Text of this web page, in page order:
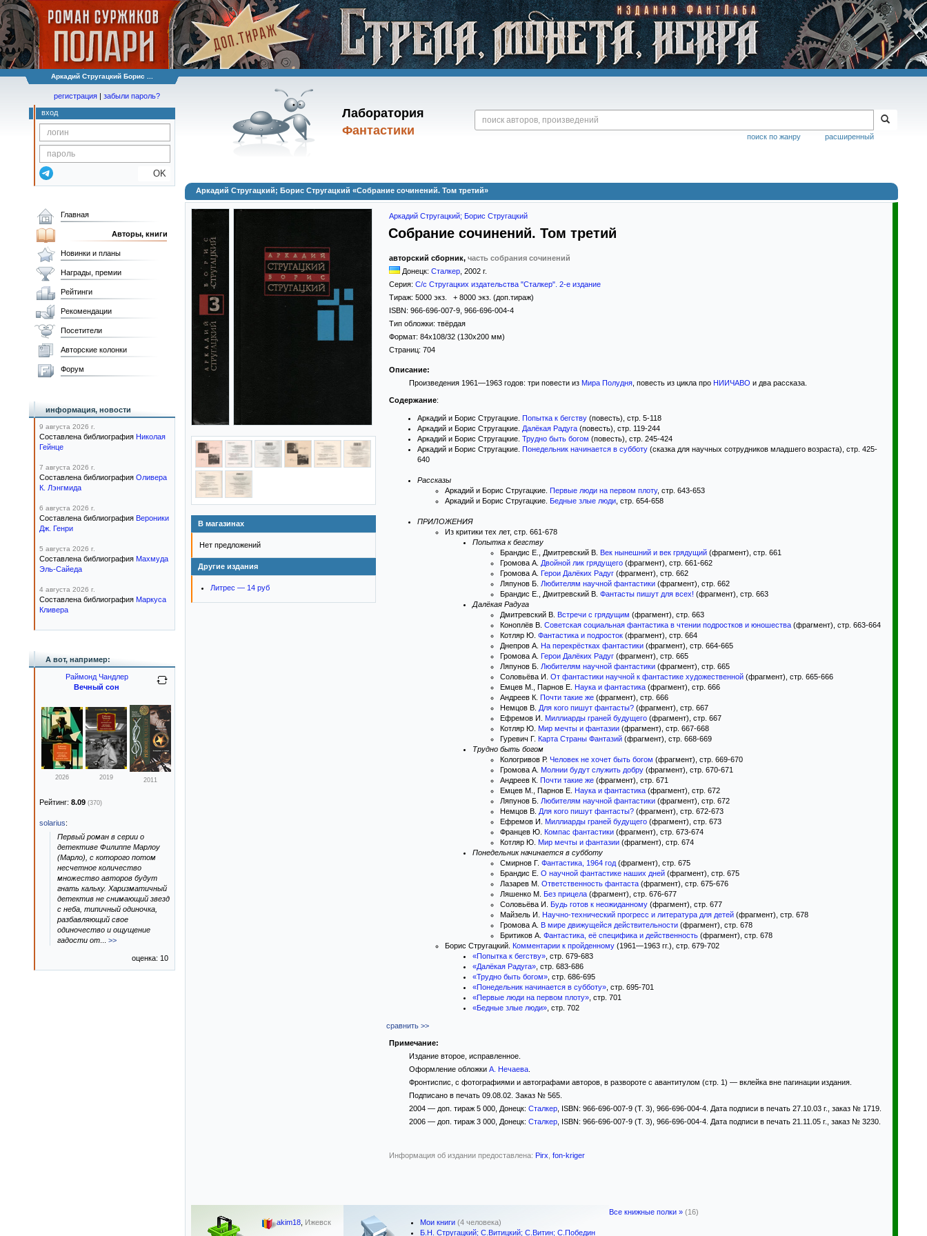
Аркадий Стругацкий Борис ...
Лаборатория
Фантастики
расширенный
поиск по жанру
регистрация | забыли пароль?
вход
OK
Аркадий Стругацкий; Борис Стругацкий «Собрание сочинений. Том третий»
В магазинах
Нет предложений
Другие издания
Литрес — 14 руб
Аркадий Стругацкий; Борис Стругацкий
Собрание сочинений. Том третий
авторский сборник, часть собрания сочинений
Донецк: Сталкер 2002 г.
Серия: С/с Стругацких издательства "Сталкер". 2-е издание
Тираж: 5000 экз. + 8000 экз. (доп.тираж)
ISBN: 966-696-007-9, 966-696-004-4
Тип обложки: твёрдая
Формат: 84x108/32 (130x200 мм)
Страниц: 704
Описание:
Произведения 1961—1963 годов: три повести из Мира Полудня, повесть из цикла про НИИЧАВО и два рассказа.
Содержание:
Аркадий и Борис Стругацкие. Попытка к бегству (повесть), стр. 5-118
Аркадий и Борис Стругацкие. Далёкая Радуга (повесть), стр. 119-244
Аркадий и Борис Стругацкие. Трудно быть богом (повесть), стр. 245-424
Аркадий и Борис Стругацкие. Понедельник начинается в субботу (сказка для научных сотрудников младшего возраста), стр. 425-
640
Рассказы
Аркадий и Борис Стругацкие. Первые люди на первом плоту, стр. 643-653
Аркадий и Борис Стругацкие. Бедные злые люди , стр. 654-658
ПРИЛОЖЕНИЯ
Из критики тех лет, стр. 661-678
Попытка к бегству
Брандис Е., Дмитревский В. Век нынешний и век грядущий (фрагмент), стр. 661
Громова А. Двойной лик грядущего (фрагмент), стр. 661-662
Громова А. Герои Далёких Радуг (фрагмент), стр. 662
Ляпунов Б. Любителям научной фантастики (фрагмент), стр. 662
Брандис Е., Дмитревский В. Фантасты пишут для всех! (фрагмент), стр. 663
Далёкая Радуга
Дмитревский В. Встречи с грядущим (фрагмент), стр. 663
Коноплёв В. Советская социальная фантастика в чтении подростков и юношества (фрагмент), стр. 663-664
Котляр Ю. Фантастика и подросток (фрагмент), стр. 664
Днепров А. На перекрёстках фантастики (фрагмент), стр. 664-665
Громова А. Герои Далёких Радуг (фрагмент), стр. 665
Ляпунов Б. Любителям научной фантастики (фрагмент), стр. 665
Соловьёва И. От фантастики научной к фантастике художественной (фрагмент), стр. 665-666
Емцев М., Парнов Е. Наука и фантастика (фрагмент), стр. 666
Андреев К. Почти такие же (фрагмент), стр. 666
Немцов В. Для кого пишут фантасты? (фрагмент), стр. 667
Ефремов И. Миллиарды граней будущего (фрагмент), стр. 667
Котляр Ю. Мир мечты и фантазии (фрагмент), стр. 667-668
Гуревич Г. Карта Страны Фантазий (фрагмент), стр. 668-669
Трудно быть богом
Кологривов Р. Человек не хочет быть богом (фрагмент), стр. 669-670
Громова А. Молнии будут служить добру (фрагмент), стр. 670-671
Андреев К. Почти такие же (фрагмент), стр. 671
Емцев М., Парнов Е. Наука и фантастика (фрагмент), стр. 672
Ляпунов Б. Любителям научной фантастики (фрагмент), стр. 672
Немцов В. Для кого пишут фантасты? (фрагмент), стр. 672-673
Ефремов И. Миллиарды граней будущего (фрагмент), стр. 673
Францев Ю. Компас фантастики (фрагмент), стр. 673-674
Котляр Ю. Мир мечты и фантазии (фрагмент), стр. 674
Понедельник начинается в субботу
Смирнов Г. Фантастика, 1964 год (фрагмент), стр. 675
Брандис Е. О научной фантастике наших дней (фрагмент), стр. 675
Лазарев М. Ответственность фантаста (фрагмент), стр. 675-676
Ляшенко М. Без прицела (фрагмент), стр. 676-677
Соловьёва И. Будь готов к неожиданному (фрагмент), стр. 677
Майзель И. Научно-технический прогресс и литература для детей (фрагмент), стр. 678
Громова А. В мире движущейся действительности (фрагмент), стр. 678
Бритиков А. Фантастика, её специфика и действенность (фрагмент), стр. 678
Борис Стругацкий. Комментарии к пройденному (1961—1963 гг.), стр. 679-702
«Попытка к бегству» , стр. 679-683
«Далёкая Радуга» , стр. 683-686
«Трудно быть богом» , стр. 686-695
«Понедельник начинается в субботу» , стр. 695-701
«Первые люди на первом плоту» , стр. 701
«Бедные злые люди» , стр. 702
сравнить >>
Примечание:
Издание второе, исправленное.
Оформление обложки А. Нечаева.
Фронтиспис, с фотографиями и автографами авторов, в развороте с авантитулом (стр. 1) — вклейка вне пагинации издания.
Подписано в печать 09.08.02. Заказ № 565.
2004 — доп. тираж 5 000, Донецк: Сталкер, ISBN: 966-696-007-9 (Т. 3), 966-696-004-4. Дата подписи в печать 27.10.03 г., заказ № 1719.
2006 — доп. тираж 3 000, Донецк: Сталкер, ISBN: 966-696-007-9 (Т. 3), 966-696-004-4. Дата подписи в печать 21.11.05 г., заказ № 3230.
Информация об издании предоставлена: Pirx fon-kriger
akim18, Ижевск Мои книги (4 человека)
Б.Н. Стругацкий; С.Витицкий; С.Витин; С.Победин
Все книжные полки » (16)
Главная
Авторы, книги
Новинки и планы
Награды, премии
Рейтинги
Рекомендации
Посетители
Авторские колонки
Форум
информация, новости
9 августа 2026 г.
Составлена библиография Николая
Гейнце
7 августа 2026 г.
Составлена библиография Оливера
К. Лэнгмида
6 августа 2026 г.
Составлена библиография Вероники
Дж. Генри
5 августа 2026 г.
Составлена библиография Махмуда
Эль-Сайеда
4 августа 2026 г.
Составлена библиография Маркуса
Кливера
А вот, например:
Раймонд Чандлер
Вечный сон
2026 2019 2011
Рейтинг: 8.09 (370)
solarius:
Первый роман в серии о
детективе Филиппе Марлоу
(Марло), с которого потом
несчетное количество
множество авторов будут
гнать кальку. Харизматичный
детектив не снимающий звезд
с неба, типичный одиночка,
разбавляющий свое
одиночество и ощущение
гадости от
>>
оценка: 10